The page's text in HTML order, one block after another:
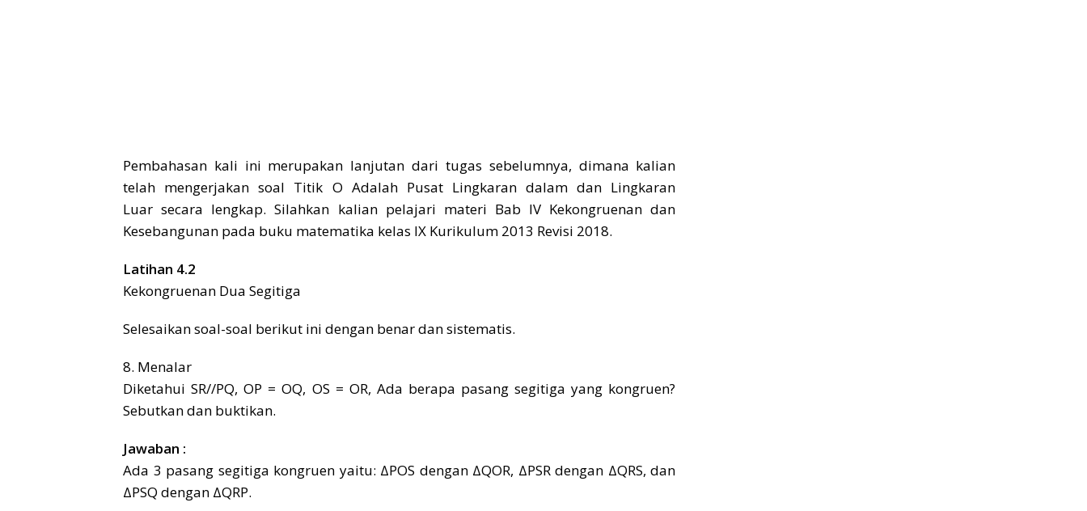
Pembahasan kali ini merupakan lanjutan dari tugas sebelumnya, dimana kalian
telah mengerjakan soal Titik O Adalah Pusat Lingkaran dalam dan Lingkaran
Luar secara lengkap. Silahkan kalian pelajari materi Bab IV Kekongruenan dan
Kesebangunan pada buku matematika kelas IX Kurikulum 2013 Revisi 2018.
Latihan 4.2
Kekongruenan Dua Segitiga
Selesaikan soal-soal berikut ini dengan benar dan sistematis.
8. Menalar
Diketahui SR//PQ, OP = OQ, OS = OR, Ada berapa pasang segitiga yang kongruen?
Sebutkan dan buktikan.
Jawaban :
Ada 3 pasang segitiga kongruen yaitu: ΔPOS dengan ΔQOR, ΔPSR dengan ΔQRS, dan
ΔPSQ dengan ΔQRP.